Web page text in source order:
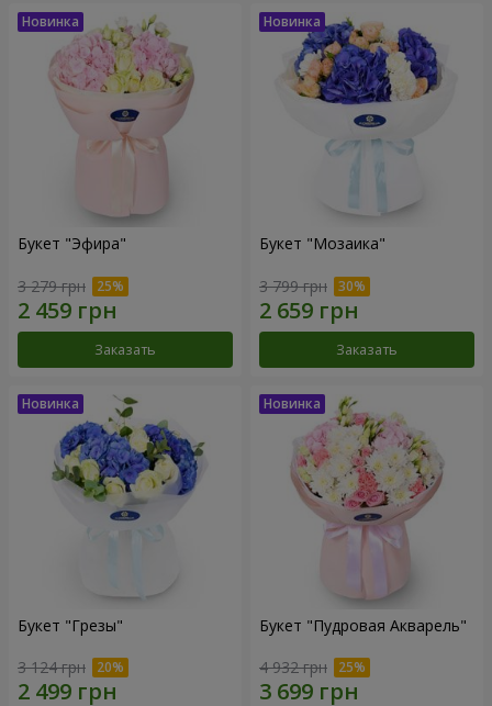
Букет "Эфира"
3 279 грн
Заказать
Букет "Мозаика"
3 799 грн
Заказать
Букет "Грезы"
3 124 грн
Букет "Пудровая Акварель"
4 932 грн